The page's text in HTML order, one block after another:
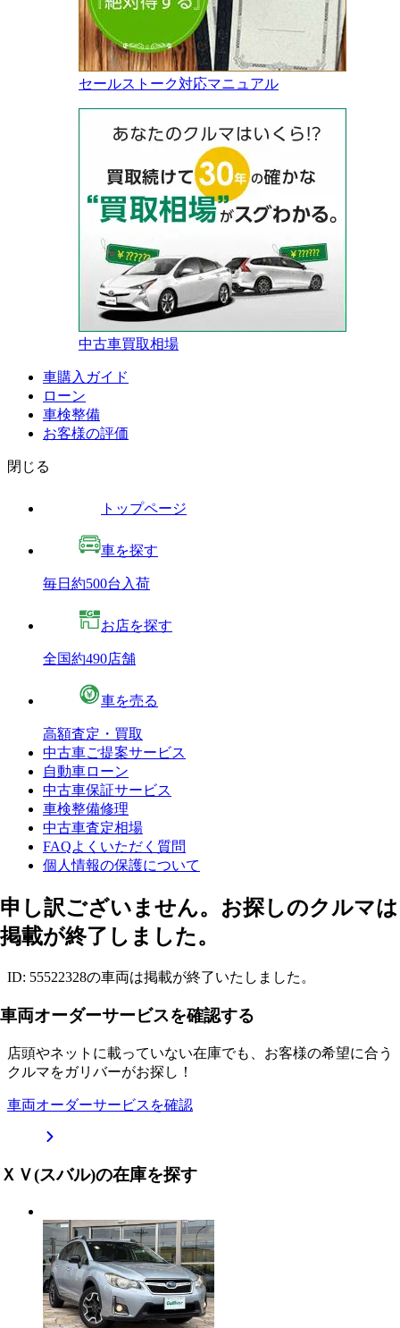
セールストーク対応マニュアル
中古車買取相場
車購入ガイド
ローン
車検整備
お客様の評価
閉じる
トップページ
車を探す
毎日約500台入荷
お店を探す
全国約490店舗
車を売る
高額査定・買取
中古車ご提案サービス
自動車ローン
中古車保証サービス
車検整備修理
中古車査定相場
FAQよくいただく質問
個人情報の保護について
申し訳ございません。お探しのクルマは
掲載が終了しました。
ID: 55522328の車両は掲載が終了いたしました。
車両オーダーサービスを確認する
店頭やネットに載っていない在庫でも、お客様の希望に合う
クルマをガリバーがお探し！
車両オーダーサービスを確認
ＸＶ(スバル)の在庫を探す